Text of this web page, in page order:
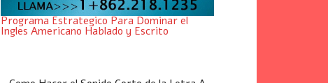
Programa Estrategico Para Dominar el
Ingles Americano Hablado y Escrito